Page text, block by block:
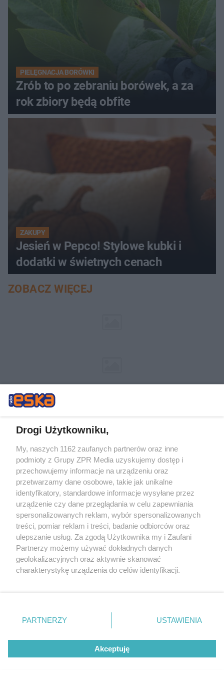
PIELĘGNACJA BORÓWKI
Zrób to po zebraniu borówek, a za
rok zbiory będą obfite
ZAKUPY
Jesień w Pepco! Stylowe kubki i
dodatki w świetnych cenach
ZOBACZ WIĘCEJ
Internecie bez pisemnej zgody właściciela praw. Jakiekolwiek użycie lub
wykorzystanie utworów w całości lub w części z naruszeniem prawa,
tzn. bez właściwej zgody, jest zabronione pod groźbą kary i może być
Drogi Użytkowniku,
My, naszych 1162 zaufanych partnerów oraz inne
podmioty z Grupy ZPR Media uzyskujemy dostęp i
przechowujemy informacje na urządzeniu oraz
przetwarzamy dane osobowe, takie jak unikalne
identyfikatory, standardowe informacje wysyłane przez
urządzenie czy dane przeglądania w celu zapewniania
spersonalizowanych reklam, wybór spersonalizowanych
treści, pomiar reklam i treści, badanie odbiorców oraz
ulepszanie usług. Za zgodą Użytkownika my i Zaufani
Partnerzy możemy używać dokładnych danych
geolokalizacyjnych oraz aktywnie skanować
charakterystykę urządzenia do celów identyfikacji.
zmienić/wycofać klikając przycisk ustawień prywatności
znajdujący się w lewym dolnym rogu strony
rodzaje przetwarzania danych nie wymagają zgody
użytkownika, ale masz prawo sprzeciwić się takiemu
przetwarzaniu. Preferencje będą miały zastosowanie tylko
PARTNERZY USTAWIENIA
Akceptuję